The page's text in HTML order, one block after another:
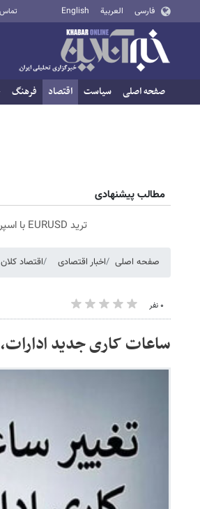
فارسی العربية English تماس
صفحه اصلی سیاست اقتصاد فرهنگ
مطالب پیشنهادی
ترید EURUSD با اسپرد از صفر پیپ
صفحه اصلی اخبار اقتصادی اقتصاد کلان
۰ نفر
ساعات کاری جدید